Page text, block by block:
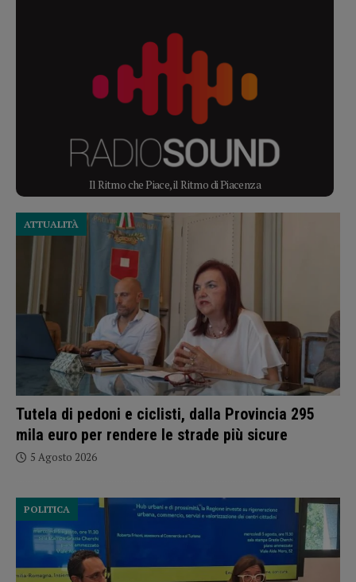
Il Ritmo che Piace, il Ritmo di Piacenza
Tutela di pedoni e ciclisti, dalla Provincia 295
mila euro per rendere le strade più sicure
ATTUALITÀ
5 Agosto 2026
POLITICA